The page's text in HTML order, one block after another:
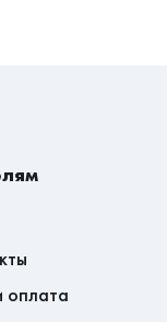
оплата